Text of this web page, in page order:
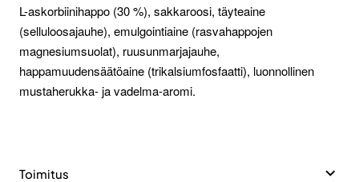
L-askorbiinihappo (30 %), sakkaroosi, täyteaine
(selluloosajauhe), emulgointiaine (rasvahappojen
magnesiumsuolat), ruusunmarjajauhe,
happamuudensäätöaine (trikalsiumfosfaatti), luonnollinen
mustaherukka- ja vadelma-aromi.
Toimitus